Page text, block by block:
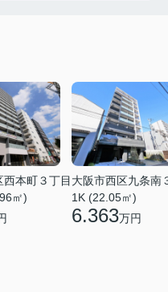
西本町３丁目
㎡)
大阪市西区九条南
1K (22.05㎡)
6.363万円